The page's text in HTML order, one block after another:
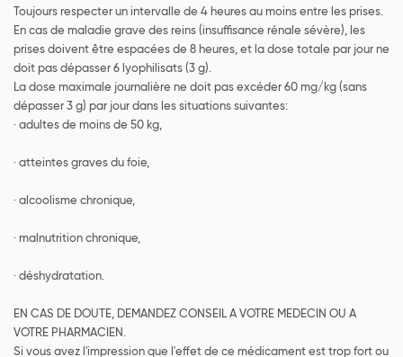
Toujours respecter un intervalle de 4 heures au moins entre les prises.
En cas de maladie grave des reins (insuffisance rénale sévère), les
prises doivent être espacées de 8 heures, et la dose totale par jour ne
doit pas dépasser 6 lyophilisats (3 g).
La dose maximale journalière ne doit pas excéder 60 mg/kg (sans
dépasser 3 g) par jour dans les situations suivantes:
· adultes de moins de 50 kg,
· atteintes graves du foie,
· alcoolisme chronique,
· malnutrition chronique,
· déshydratation.
EN CAS DE DOUTE, DEMANDEZ CONSEIL A VOTRE MEDECIN OU A
VOTRE PHARMACIEN.
Si vous avez l'impression que l'effet de ce médicament est trop fort ou